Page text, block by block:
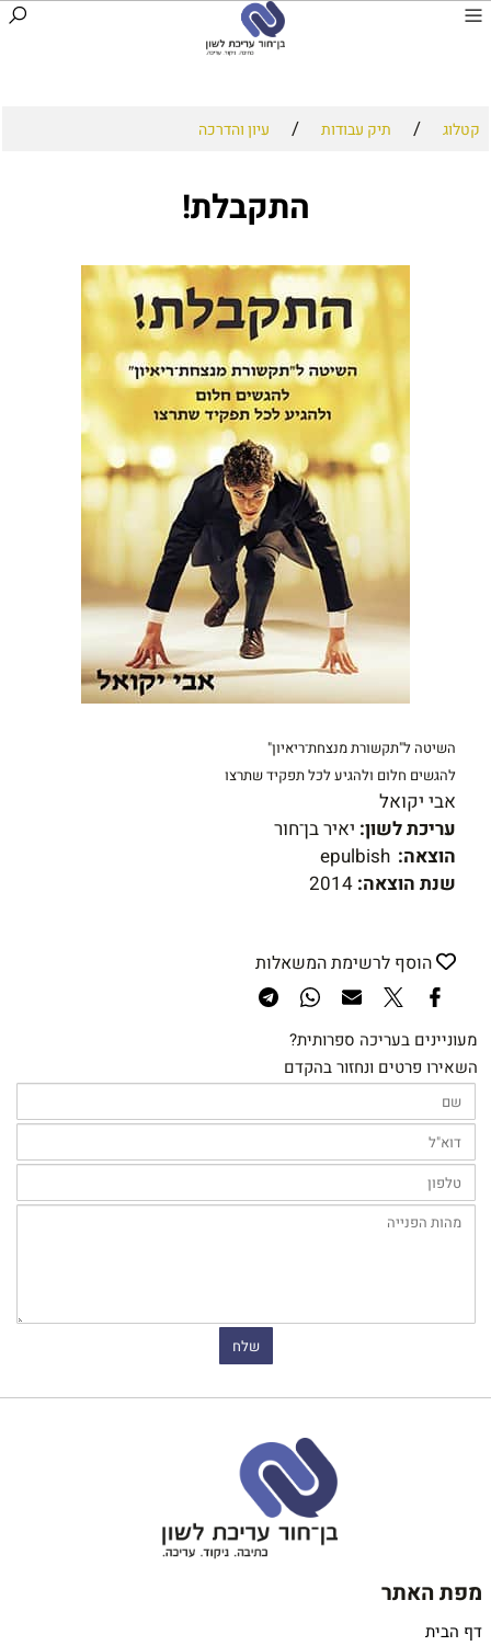
קטלוג / תיק עבודות / עיון והדרכה
התקבלת!
השיטה ל"תקשורת מנצחת־ריאיון"
להגשים חלום ולהגיע לכל תפקיד שתרצו
אבי יקואל
עריכת לשון: יאיר בן־חור
הוצאה: epulbish
שנת הוצאה:
הוסף לרשימת המשאלות
מעוניינים בעריכה ספרותית?
השאירו פרטים ונחזור בהקדם
מפת האתר
דף הבית